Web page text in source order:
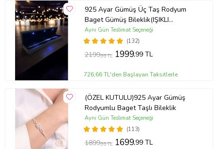
925 Ayar Gümüş Üç Taş Rodyum
Baget Gümüş Bileklik(IŞIKLI
KUTULU)
(132)
Aynı Gün Teslimat Seçeneği
2199,99 TL 1999,99 TL
726,66 TL'den Başlayan Taksitlerle
(ÖZEL KUTULU)925 Ayar Gümüş
Rodyumlu Baget Taşlı Bileklik
(113)
Aynı Gün Teslimat Seçeneği
1899,99 TL 1699,99 TL